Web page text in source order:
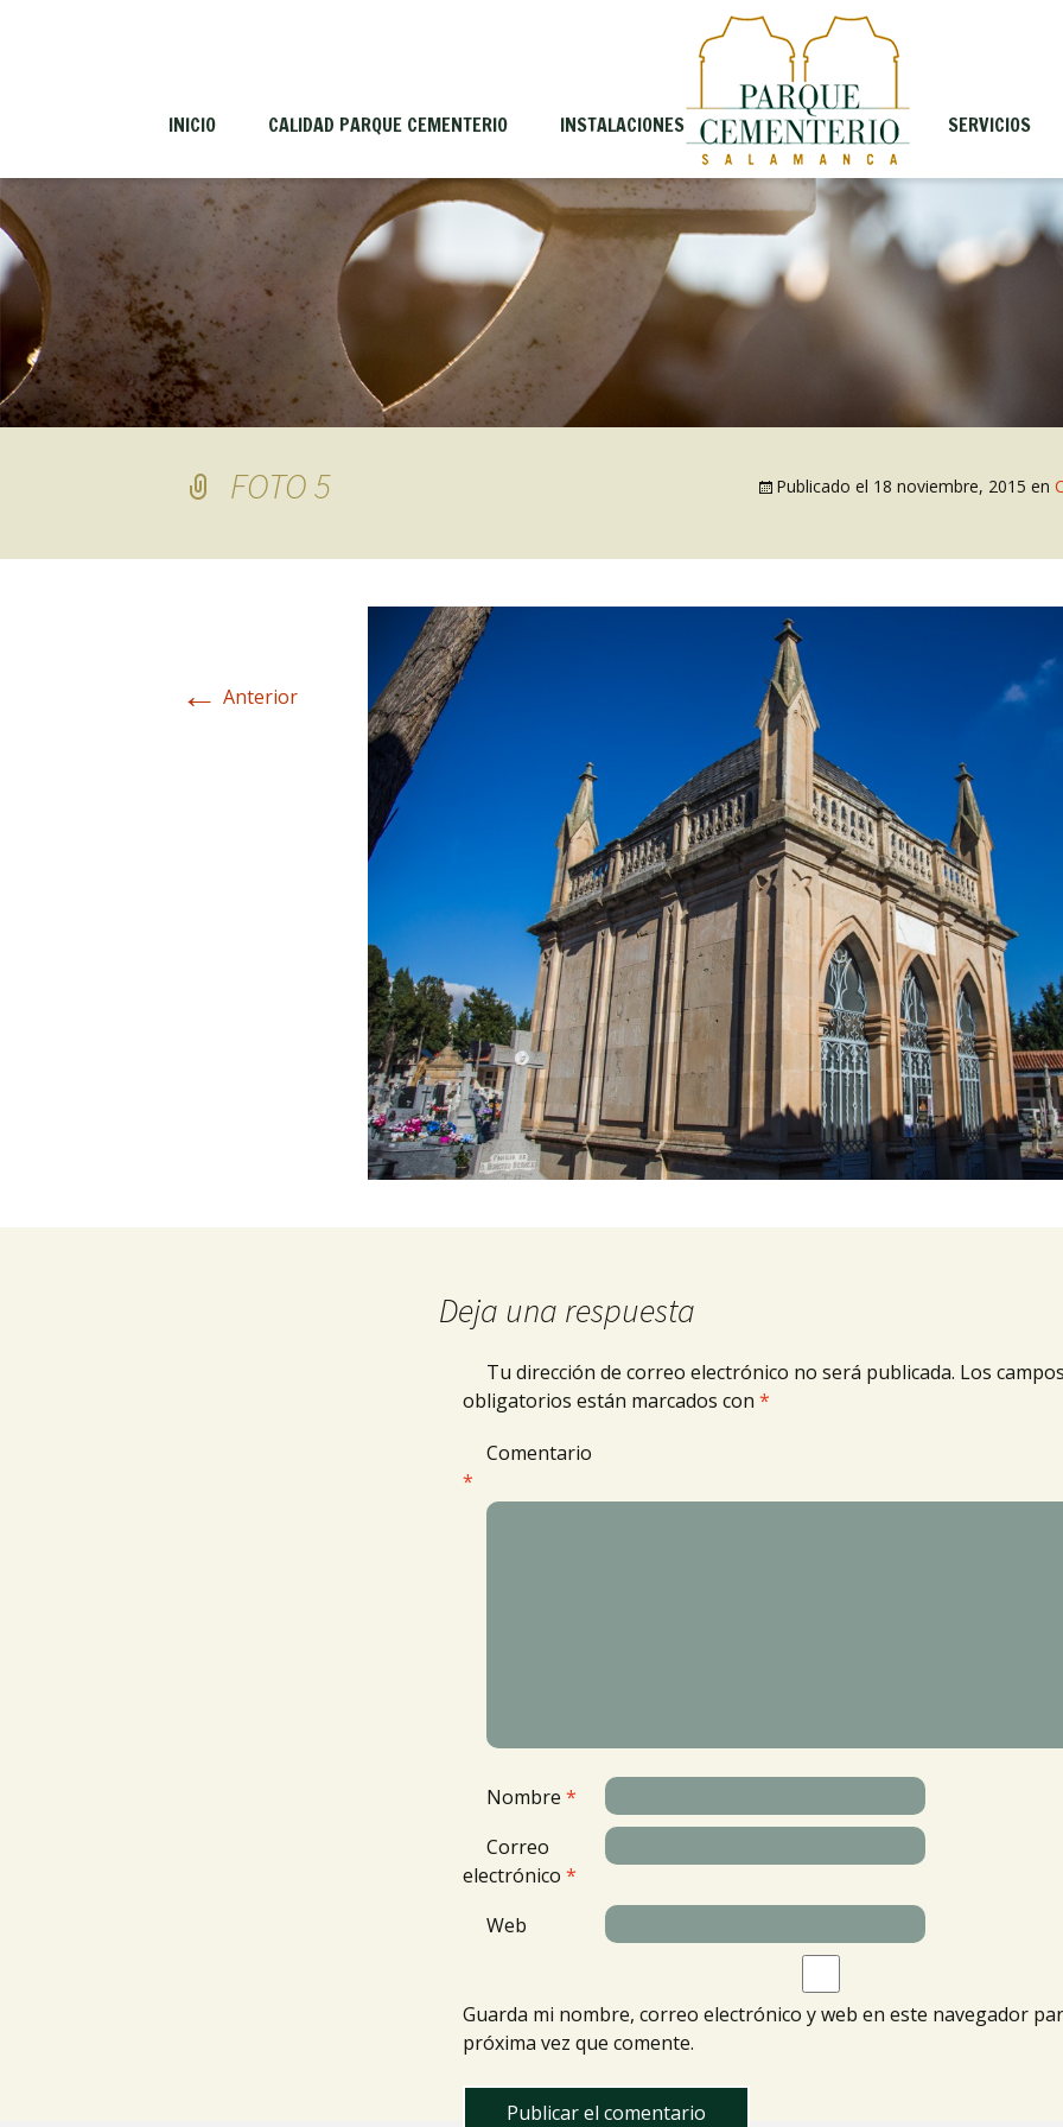
INICIO CALIDAD PARQUE CEMENTERIO INSTALACIONES SERVICIOS
FOTO 5 Publicado el 18 noviembre, 2015 en
← Anterior
Deja una respuesta
Tu dirección de correo electrónico no será publicada. Los
obligatorios están marcados con *
Comentario
*
Nombre *
Correo
electrónico *
Web
Guarda mi nombre, correo electrónico y web en este navegador
próxima vez que comente.